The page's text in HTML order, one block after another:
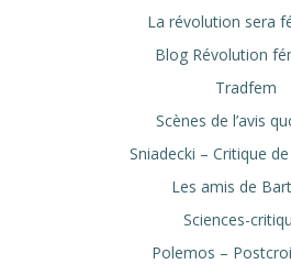
La révolution sera
Blog Révolution
Tradfem
Scènes de l’avis
Sniadecki – Critique
Les amis de
Sciences-
Polemos –